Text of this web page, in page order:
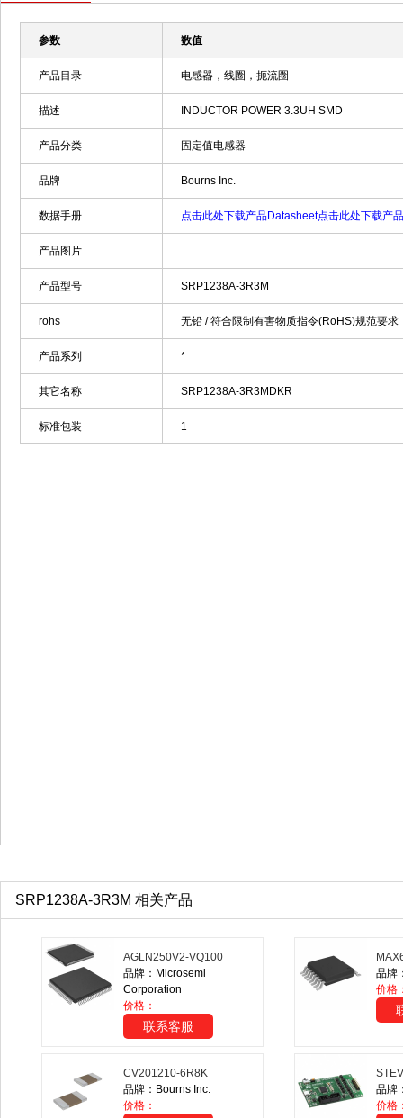
参数 数值
产品目录 电感器，线圈，扼流圈
描述 INDUCTOR POWER 3.3UH SMD
产品分类 固定值电感器
品牌 Bourns Inc.
数据手册 点击此处下载产品Datasheet点击此处下载产
产品图片
产品型号 SRP1238A-3R3M
rohs 无铅 / 符合限制有害物质指令(RoHS)规范要求
产品系列 *
其它名称 SRP1238A-3R3MDKR
标准包装 1
SRP1238A-3R3M 相关产品
AGLN250V2-VQ100
品牌：Microsemi
Corporation
价格：
联系客服
品牌
价格
CV201210-6R8K
品牌：Bourns Inc.
价格：
品牌
价格